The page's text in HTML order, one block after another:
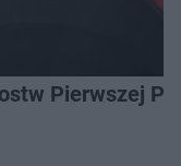
Pierwszej